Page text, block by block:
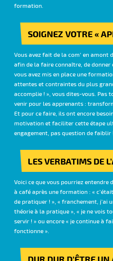
formation.
SOIGNEZ VOTRE «
Vous avez fait de la com' en amont
afin de la faire connaître, de donner
vous avez mis en place une
attentes et contraintes du plus
accomplie ! », vous dites-vous. Pas
venir pour les apprenants :
Et pour ce faire, ils ont encore
motivation et faciliter cette étape
engagement, pas question de faiblir
LES VERBATIMS DE
Voici ce que vous pourriez
à café après une formation : «
de pratiquer ! », « franchement, j’ai
théorie à la pratique », « je ne vois
servir ! » ou encore « je continue à
fonctionne ».